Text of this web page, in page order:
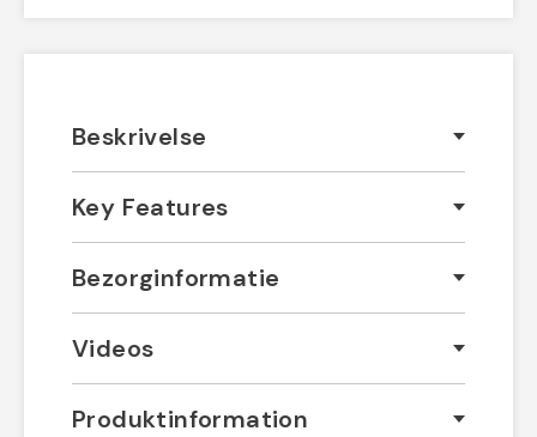
Beskrivelse
Key Features
Bezorginformatie
Videos
Produktinformation